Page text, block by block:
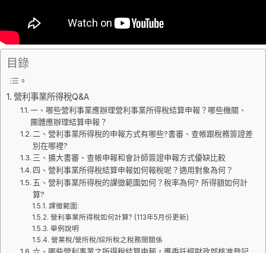
目錄
營利事業所得稅Q&A
一、哪些營利事業應辦理營利事業所得稅結算申報？哪些機關、
團體應辦理結算申報？
二、營利事業所得稅的申報方式有哪些?書審、查帳跟稅務簽證差
別在哪裡?
三、擴大書審、查帳申報和會計師簽證申報方式優缺比較
四、營利事業所得稅結算申報如何報稅呢？適用對象為何？
五、營利事業所得稅的課徵範圍如何？稅率為何? 所得額如何計
算?
課徵範圍:
營利事業所得稅如何計算? (113年5月份更新)
舉例說明
營業稅/營所稅/綜所稅之稅務間關係
六、哪些營利事業之所得稅結算申報，應委託經財政部核准登記